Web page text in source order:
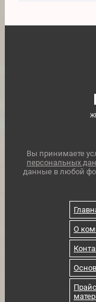
Вы принимаете
персональных
данные в любой
О